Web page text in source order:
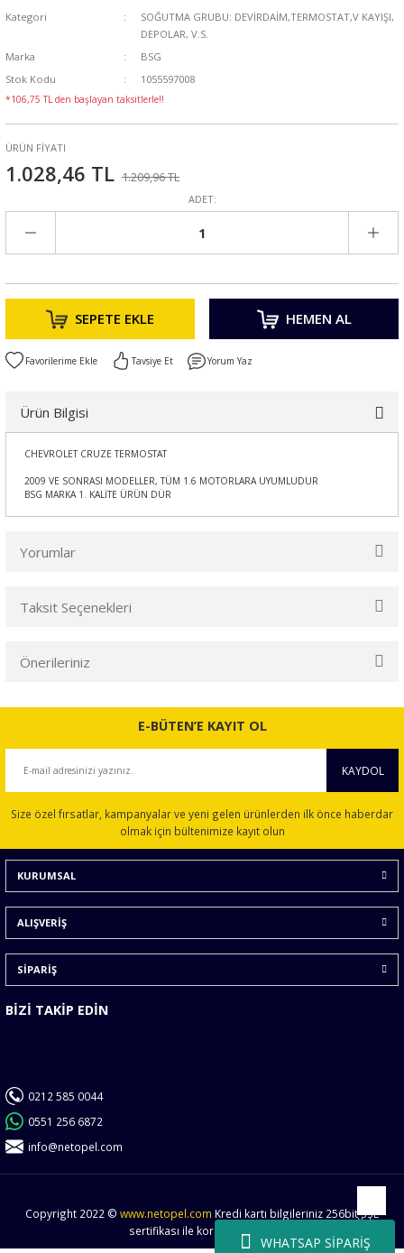
WHATSAP SİPARİŞ
Kategori
SOĞUTMA GRUBU: DEVİRDAİM,TERMOSTAT,V KAYIŞI,
DEPOLAR, V.S.
Marka
BSG
Stok Kodu
1055597008
*106,75 TL den başlayan taksitlerle!!
ÜRÜN FİYATI
1.028,46 TL 1.209,96 TL
ADET:
SEPETE EKLE HEMEN AL
Tavsiye Et Yorum Yaz
Ürün Bilgisi
CHEVROLET CRUZE TERMOSTAT
2009 VE SONRASI MODELLER, TÜM 1.6 MOTORLARA UYUMLUDUR
BSG MARKA 1. KALİTE ÜRÜN DÜR
Yorumlar
Taksit Seçenekleri
Önerileriniz
Bu ürünün fiyat bilgisi, resim, ürün açıklamalarında ve diğer
konularda yetersiz gördüğünüz noktaları öneri formunu
Ürün açıklamasında eksik bilgiler bulunuyor.
Ürün bilgilerinde hatalar bulunuyor.
Ürün fiyatı diğer sitelerden daha pahalı.
Bu ürüne benzer farklı alternatifler olmalı.
E-BÜTEN’E KAYIT OL
KAYDOL
Size özel fırsatlar, kampanyalar ve yeni gelen ürünlerden ilk önce haberdar
olmak için bültenimize kayıt olun
KURUMSAL
ALIŞVERİŞ
SİPARİŞ
BİZİ TAKİP EDİN
0212 585 0044
0551 256 6872
info@netopel.com
Copyright 2022 © www.netopel.com Kredi kartı bilgileriniz 256bit SSL
sertifikası ile korunmaktadır.
Yukarı